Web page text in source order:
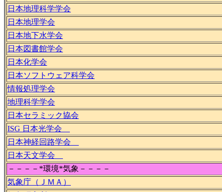
日本地理科学学会
日本地理学会
日本地下水学会
日本図書館学会
日本化学会
日本ソフトウェア科学会
情報処理学会
地理科学学会
日本セラミック協会
ISG 日本光学会
日本神経回路学会
日本天文学会
－－－－*環境*気象－－－－
気象庁（ＪＭＡ）